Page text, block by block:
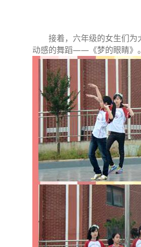
接着，六年级的女生们为
动感的舞蹈——《梦的眼睛》。